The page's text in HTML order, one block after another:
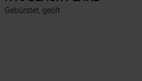
Gebürstet, geölt